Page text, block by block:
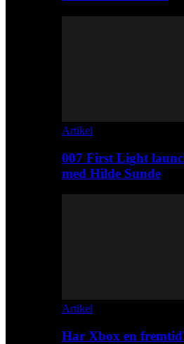
Artikel
007 First Light
med Hilde Sunde
Artikel
Har Xbox en